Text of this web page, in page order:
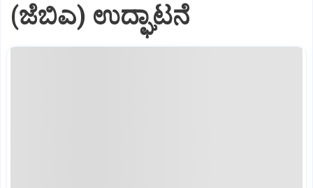
(ಜೆಬಿಎ) ಉದ್ಘಾಟನೆ